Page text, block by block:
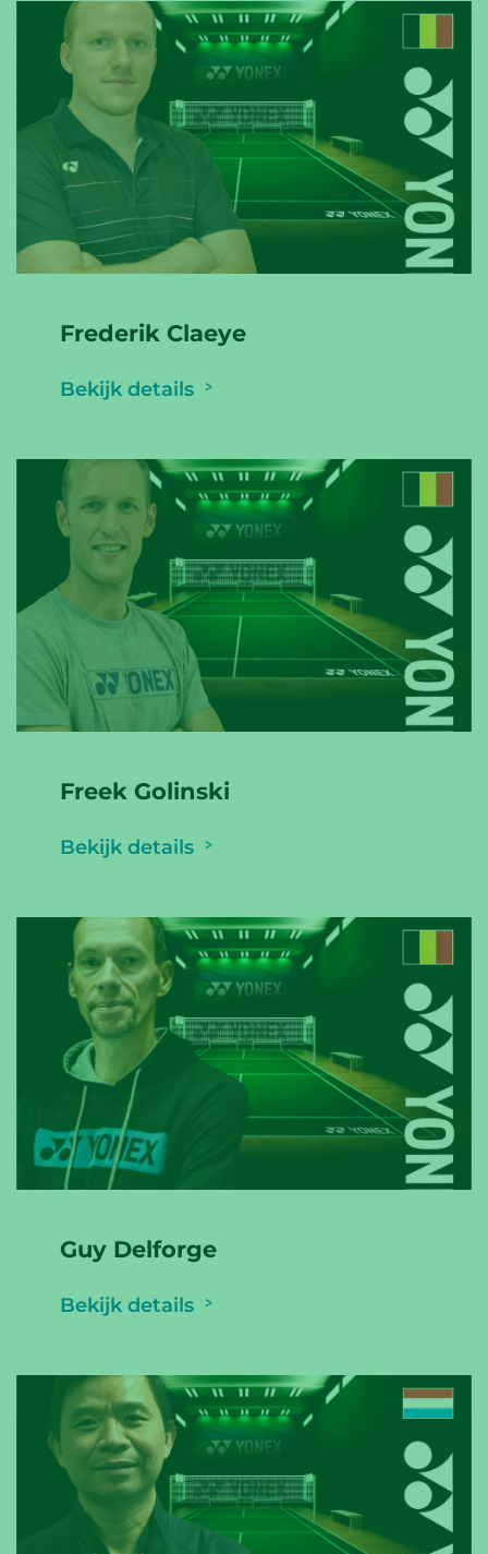
Frederik Claeye
Bekijk details
Freek Golinski
Bekijk details
Guy Delforge
Bekijk details